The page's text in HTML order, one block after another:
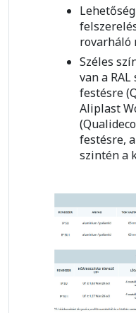
rovarháló
Széles
van a
festésre
Aliplast
festésre,
szintén a